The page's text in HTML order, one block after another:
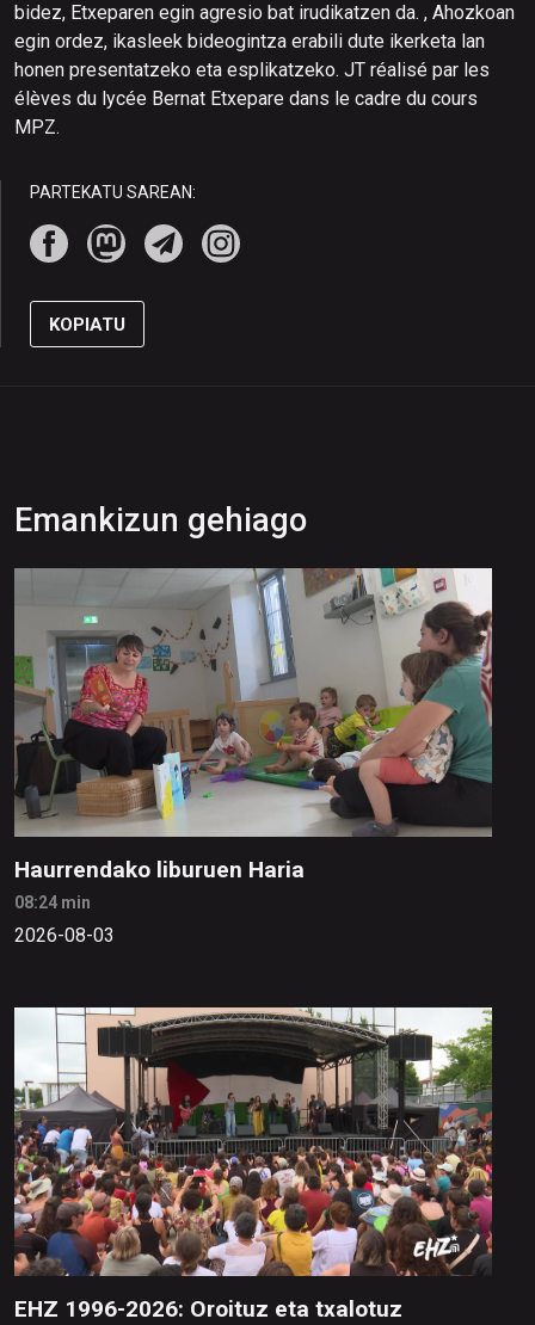
bidez, Etxeparen egin agresio bat irudikatzen da. , Ahozkoan
egin ordez, ikasleek bideogintza erabili dute ikerketa lan
honen presentatzeko eta esplikatzeko. JT réalisé par les
élèves du lycée Bernat Etxepare dans le cadre du cours
MPZ.
PARTEKATU SAREAN:
KOPIATU
Emankizun gehiago
Haurrendako liburuen Haria
08:24 min
2026-08-03
EHZ 1996-2026: Oroituz eta txalotuz